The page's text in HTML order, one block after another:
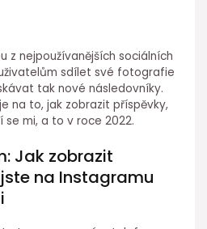
z nejpoužívanějších sociálních
sdílet své fotografie
tak nové následovníky.
na to, jak zobrazit příspěvky,
mi, a to v roce 2022.
Jak zobrazit
na Instagramu